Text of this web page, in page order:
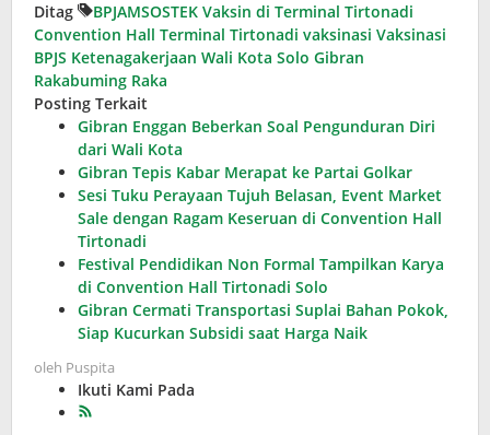
Ditag
BPJAMSOSTEK Vaksin di Terminal Tirtonadi
Convention Hall Terminal Tirtonadi vaksinasi Vaksinasi
BPJS Ketenagakerjaan Wali Kota Solo Gibran
Rakabuming Raka
Posting Terkait
Gibran Enggan Beberkan Soal Pengunduran Diri
dari Wali Kota
Gibran Tepis Kabar Merapat ke Partai Golkar
Sesi Tuku Perayaan Tujuh Belasan, Event Market
Sale dengan Ragam Keseruan di Convention Hall
Tirtonadi
Festival Pendidikan Non Formal Tampilkan Karya
di Convention Hall Tirtonadi Solo
Gibran Cermati Transportasi Suplai Bahan Pokok,
Siap Kucurkan Subsidi saat Harga Naik
oleh Puspita
Ikuti Kami Pada